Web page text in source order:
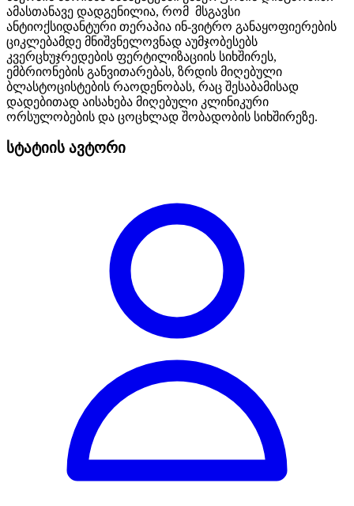
ამასთანავე დადგენილია, რომ მსგავსი
ანტიოქსიდანტური თერაპია ინ-ვიტრო განაყოფიერების
ციკლებამდე მნიშვნელოვნად აუმჯობესებს
კვერცხუჯრედების ფერტილიზაციის სიხშირეს,
ემბრიონების განვითარებას, ზრდის მიღებული
ბლასტოცისტების რაოდენობას, რაც შესაბამისად
დადებითად აისახება მიღებული კლინიკური
ორსულობების და ცოცხლად შობადობის სიხშირეზე.
სტატიის ავტორი